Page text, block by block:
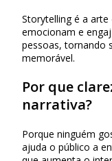
Storytelling é a
emocionam e
pessoas, tornando
memorável.
Por que
narrativa?
Porque ninguém
ajuda o público a